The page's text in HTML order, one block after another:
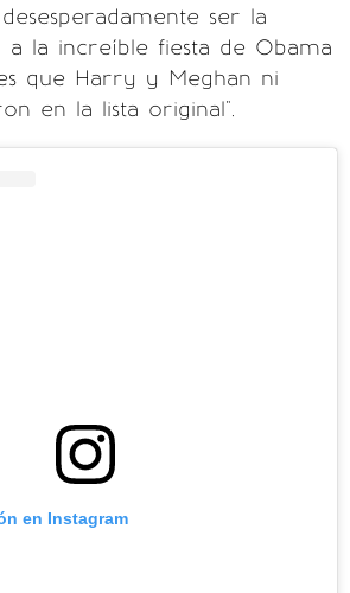
ser la
a la increíble fiesta de Obama
que Harry y Meghan ni
en la lista original".
en Instagram